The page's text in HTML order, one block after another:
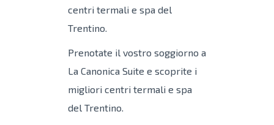
centri termali e spa del
Trentino.
Prenotate il vostro soggiorno a
La Canonica Suite e scoprite i
migliori centri termali e spa
del Trentino.